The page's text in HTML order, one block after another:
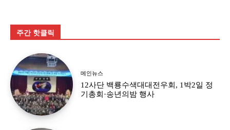
주간 핫클릭
메인뉴스
12사단 백룡수색대대전우회, 1박2일 정
기총회·송년의밤 행사